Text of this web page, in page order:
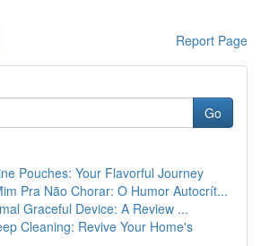
Report Page
Go
Pouches: Your Flavorful Journey
Pra Não Chorar: O Humor Autocrít...
Graceful Device: A Review ...
Cleaning: Revive Your Home's